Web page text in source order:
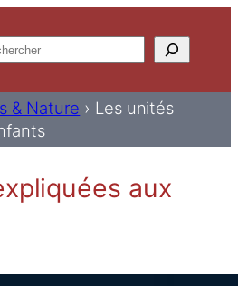
& Nature › Les unités
aux